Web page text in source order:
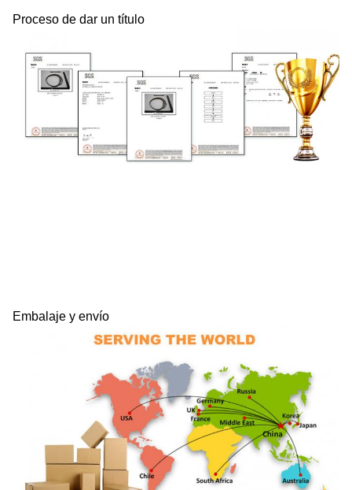
Proceso de dar un título
Embalaje y envío